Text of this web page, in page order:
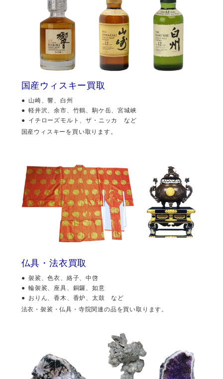
国産ウィスキー買取
山崎、響、白州
軽井沢、余市、竹鶴、駒ケ岳、宮城峡
イチローズモルト、ザ・ニッカ など
国産ウィスキーを買い取ります。
仏具・法衣買取
袈裟、色衣、絡子、中啓
輪袈裟、座具、銅鑼、如意
おりん、香木、香炉、太鼓 など
法衣・袈裟・仏具・寺院関連の品を買い取ります。